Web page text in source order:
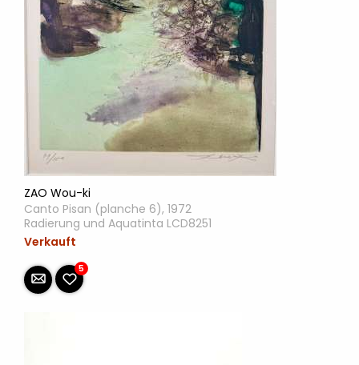
ZAO Wou-ki
Canto Pisan (planche 6), 1972
Radierung und Aquatinta LCD8251
Verkauft
5